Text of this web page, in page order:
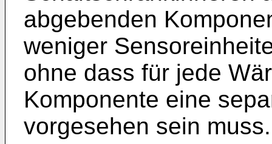
abgebenden
weniger
ohne dass für jede
Komponente eine
vorgesehen sein muss.